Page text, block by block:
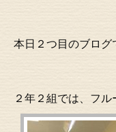
本日２つ目のブログ
２年２組では、フル